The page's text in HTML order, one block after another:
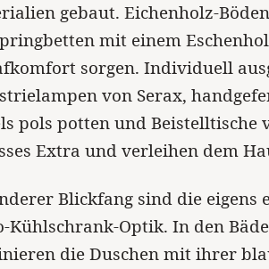
gebaut. Eichenholz-
mit einem
sorgen. Individuell
von Serax,
pols potten und Beistelltische
Extra und verleihen dem
Blickfang sind die
Kühlschrank-Optik. In den
die Duschen mit ihrer